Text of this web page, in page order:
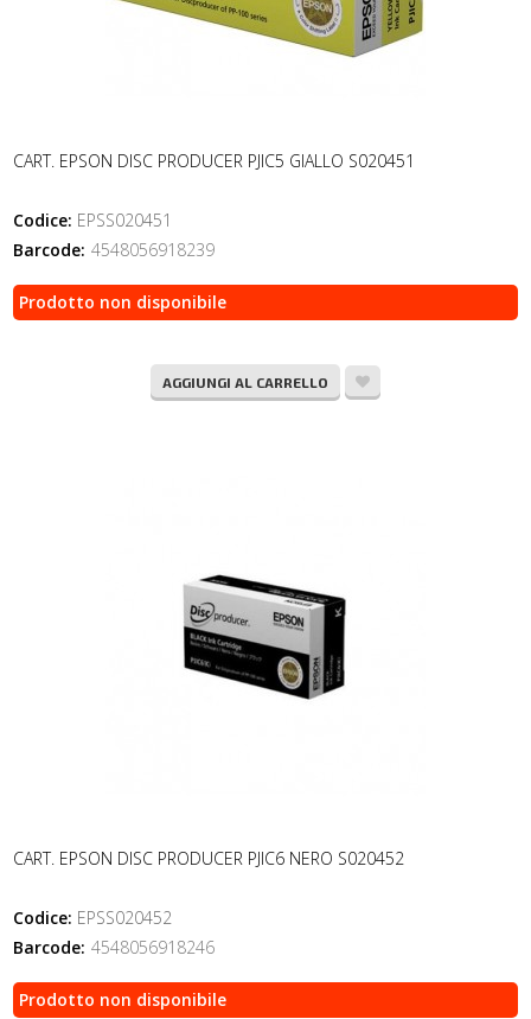
CART. EPSON DISC PRODUCER PJIC5 GIALLO S020451
Codice: EPSS020451
Barcode: 4548056918239
Prodotto non disponibile
AGGIUNGI AL CARRELLO
CART. EPSON DISC PRODUCER PJIC6 NERO S020452
Codice: EPSS020452
Barcode: 4548056918246
Prodotto non disponibile